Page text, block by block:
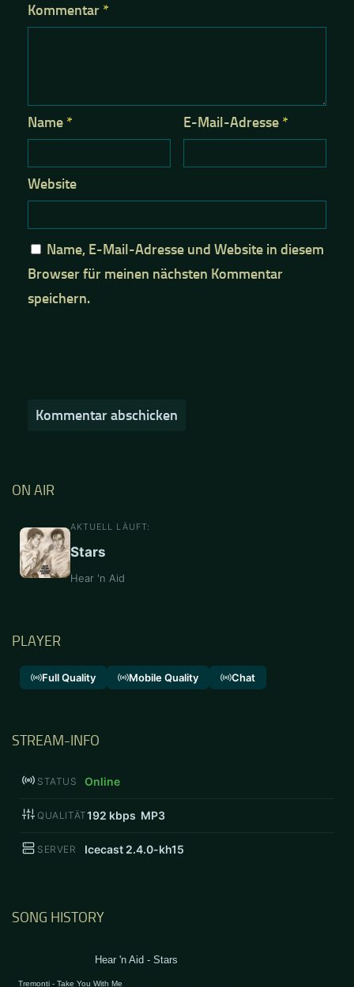
Kommentar *
Name * E-Mail-Adresse *
Website
Name, E-Mail-Adresse und Website in diesem
Browser für meinen nächsten Kommentar
speichern.
ON AIR
AKTUELL LÄUFT:
Stars
Hear 'n Aid
PLAYER
Full Quality Mobile Quality Chat
STREAM-INFO
STATUS Online
QUALITÄT192 kbps MP3
SERVER Icecast 2.4.0-kh15
SONG HISTORY